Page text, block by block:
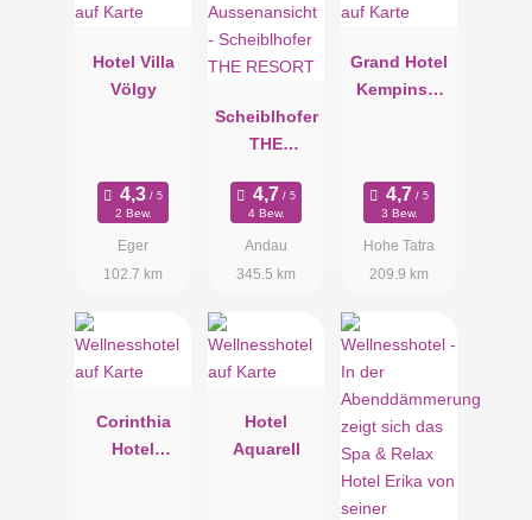
Hotel Villa
Völgy
2 Bew.
Eger
102.7 km
Scheiblhofer
THE
4 Bew.
Andau
345.5 km
Grand Hotel
Kempinski
3 Bew.
Hohe Tatra
209.9 km
Corinthia
Hotel
Hotel
Aquarell